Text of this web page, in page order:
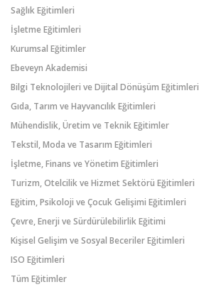
Sağlık Eğitimleri
İşletme Eğitimleri
Kurumsal Eğitimler
Ebeveyn Akademisi
Bilgi Teknolojileri ve Dijital Dönüşüm Eğitimleri
Gıda, Tarım ve Hayvancılık Eğitimleri
Mühendislik, Üretim ve Teknik Eğitimler
Tekstil, Moda ve Tasarım Eğitimleri
İşletme, Finans ve Yönetim Eğitimleri
Turizm, Otelcilik ve Hizmet Sektörü Eğitimleri
Eğitim, Psikoloji ve Çocuk Gelişimi Eğitimleri
Çevre, Enerji ve Sürdürülebilirlik Eğitimi
Kişisel Gelişim ve Sosyal Beceriler Eğitimleri
ISO Eğitimleri
Tüm Eğitimler